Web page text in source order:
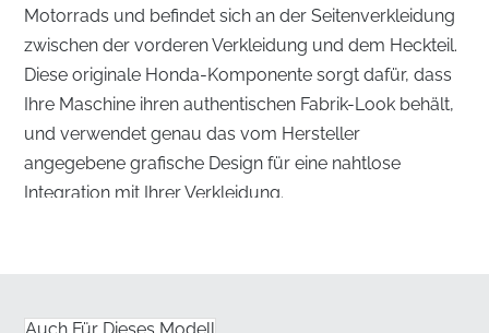
Motorrads und befindet sich an der Seitenverkleidung
zwischen der vorderen Verkleidung und dem Heckteil.
Diese originale Honda-Komponente sorgt dafür, dass
Ihre Maschine ihren authentischen Fabrik-Look behält,
und verwendet genau das vom Hersteller
angegebene grafische Design für eine nahtlose
Integration mit Ihrer Verkleidung.
✅Werksseitige Qualitätskontrolle: